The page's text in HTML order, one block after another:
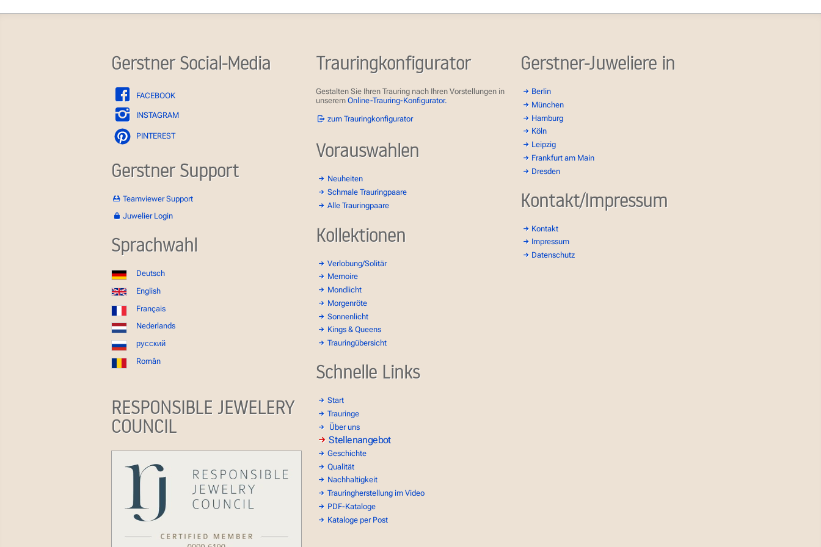
Gerstner Social-Media
FACEBOOK
INSTAGRAM
PINTEREST
Gerstner Support
Teamviewer Support
Juwelier Login
Sprachwahl
Deutsch
English
Français
Nederlands
русский
Român
RESPONSIBLE JEWELERY
COUNCIL
Trauringkonfigurator
Gestalten Sie Ihren Trauring nach Ihren Vorstellungen in
unserem Online-Trauring-Konfigurator.
zum Trauringkonfigurator
Vorauswahlen
Neuheiten
Schmale Trauringpaare
Alle Trauringpaare
Kollektionen
Verlobung/Solitär
Memoire
Mondlicht
Morgenröte
Sonnenlicht
Kings & Queens
Trauringübersicht
Schnelle Links
Start
Trauringe
Über uns
Stellenangebot
Geschichte
Qualität
Nachhaltigkeit
Trauringherstellung im Video
PDF-Kataloge
Kataloge per Post
Gerstner-Juweliere in
Berlin
München
Hamburg
Köln
Leipzig
Frankfurt am Main
Dresden
Kontakt/Impressum
Kontakt
Impressum
Datenschutz